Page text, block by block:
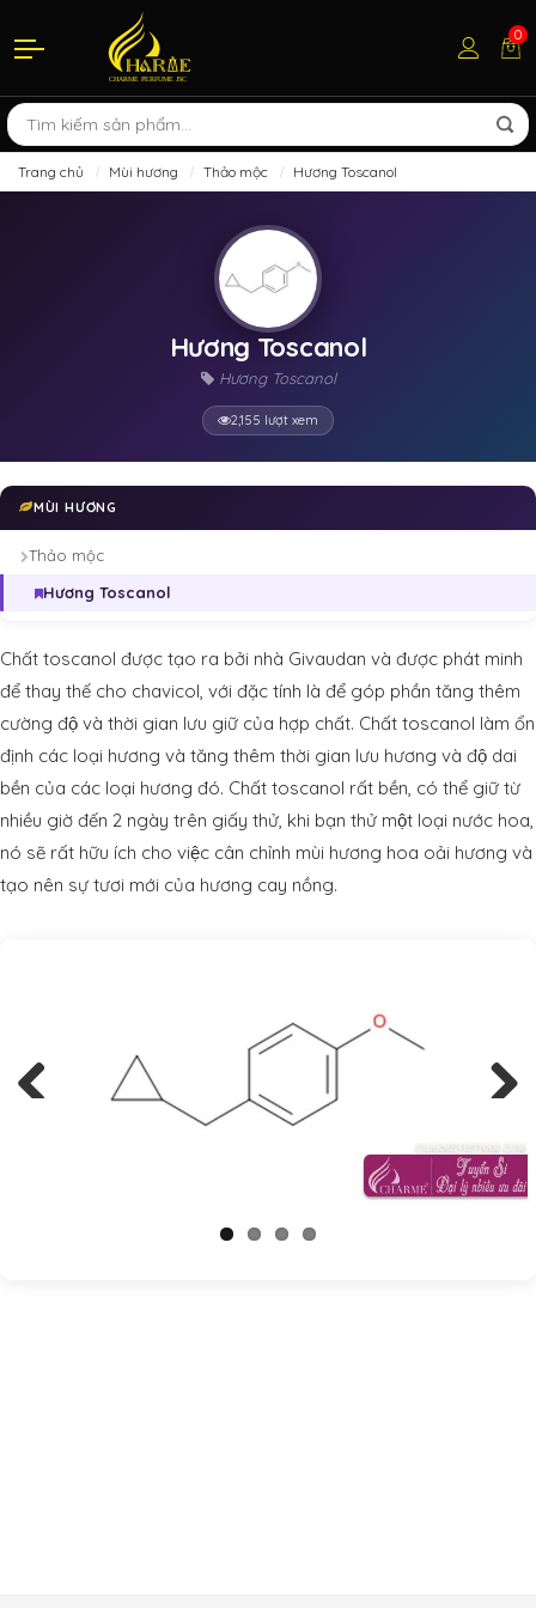
0
Trang chủ Mùi hương Thảo mộc Hương Toscanol
Hương Toscanol
Hương Toscanol
2,155 lượt xem
MÙI HƯƠNG
Thảo mộc
Hương Toscanol
Chất toscanol được tạo ra bởi nhà Givaudan và được phát minh
để thay thế cho chavicol, với đặc tính là để góp phần tăng thêm
cường độ và thời gian lưu giữ của hợp chất. Chất toscanol làm ổn
định các loại hương và tăng thêm thời gian lưu hương và độ dai
bền của các loại hương đó. Chất toscanol rất bền, có thể giữ từ
nhiều giờ đến 2 ngày trên giấy thử, khi bạn thử một loại nước hoa,
nó sẽ rất hữu ích cho việc cân chỉnh mùi hương hoa oải hương và
tạo nên sự tươi mới của hương cay nồng.